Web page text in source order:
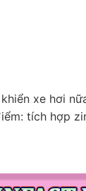
xe hơi
tích hợp